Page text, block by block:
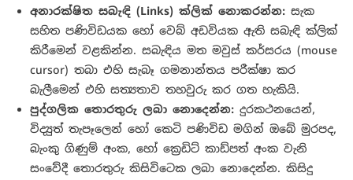
අනාරක්ෂිත සබැඳි(Links) ක්ලික් නොකරන්න:සැක
සහිත පණිවිඩයක හෝ වෙබ් අඩවියක ඇති සබැඳි ක්ලික්
කිරීමෙන් වළකින්න. සබැඳිය මත මවුස් කර්සරය (mouse
cursor) තබා එහි සැබෑ ගමනාන්තය පරීක්ෂා කර
බැලීමෙන් එහි සත්‍යතාව තහවුරු කර ගත හැකියි.
පුද්ගලික තොරතුරු ලබා නොදෙන්න:දුරකථනයෙන්,
විද්‍යුත් තැපෑලෙන් හෝ කෙටි පණිවිඩ මගින් ඔබේ මුරපද,
බැංකු ගිණුම් අංක, හෝ ක්‍රෙඩිට් කාඩ්පත් අංක වැනි
සංවේදී තොරතුරු කිසිවිටෙක ලබා නොදෙන්න. කිසිදු